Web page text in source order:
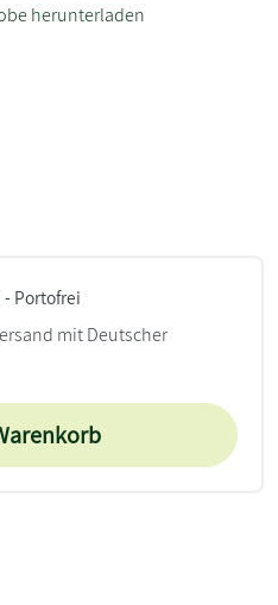
herunterladen
- Portofrei
mit Deutscher